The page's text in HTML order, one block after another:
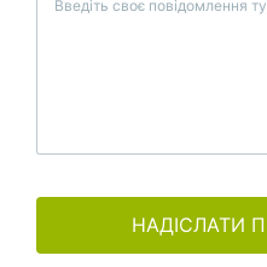
НАДІСЛАТИ